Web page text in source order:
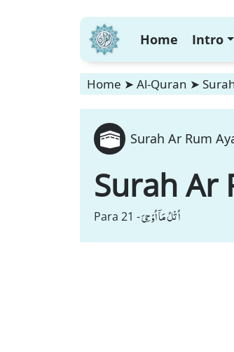
Home Intro
Home ➤ Al-Quran ➤
Surah Ar Rum
Surah Ar
Para 21 -اُتْلُ مَاۤ اُوْحِیَ